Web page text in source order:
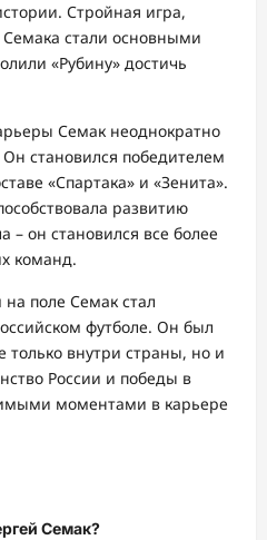
Стройная игра,
Семака стали основными
«Рубину» достичь
Семак неоднократно
становился победителем
«Спартака» и «Зенита».
развитию
– он становился все более
команд.
поле Семак стал
футболе. Он был
внутри страны, но и
России и победы в
моментами в карьере
Семак?